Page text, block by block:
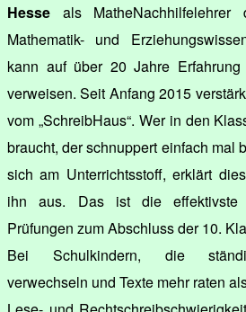
Hesse als
Mathematik- und
kann auf über 20 Jahre Erfahrung
verweisen. Seit Anfang 2015
vom „SchreibHaus“. Wer in den
braucht, der schnuppert einfach mal
sich am Unterrichtsstoff, erklärt
ihn aus. Das ist die effektivste
Prüfungen zum Abschluss der 10.
Bei Schulkindern, die
verwechseln und Texte mehr raten